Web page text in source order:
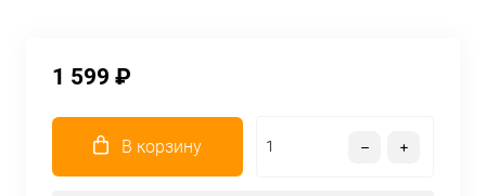
1 599 ₽
В корзину